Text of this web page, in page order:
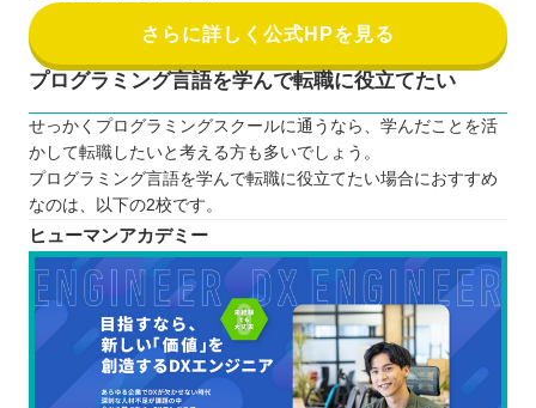
さらに詳しく公式HPを見る
プログラミング言語を学んで転職に役立てたい
せっかくプログラミングスクールに通うなら、学んだことを活
かして転職したいと考える方も多いでしょう。
プログラミング言語を学んで転職に役立てたい場合におすすめ
なのは、以下の2校です。
ヒューマンアカデミー